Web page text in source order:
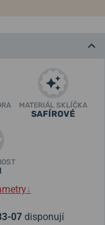
MATERIÁL SKLÍČKA
SAFÍROVÉ
↓
07 disponují